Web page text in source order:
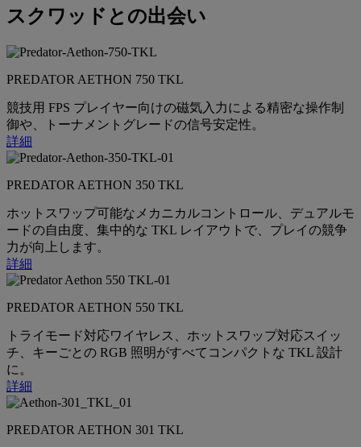
スクワッドとの出会い
PREDATOR AETHON 750 TKL
競技用 FPS プレイヤー向けの磁気入力による精密な操作制
御や、トーナメントグレードの信号安定性。
詳細
PREDATOR AETHON 350 TKL
ホットスワップ可能なメカニカルコントロール、デュアルモ
ードの自由度、集中的な TKL レイアウトで、プレイの競争
力が向上します。
詳細
PREDATOR AETHON 550 TKL
トライモード対応ワイヤレス、ホットスワップ対応スイッ
チ、キーごとの RGB 照明がすべてコンパクトな TKL 設計
に。
詳細
PREDATOR AETHON 301 TKL